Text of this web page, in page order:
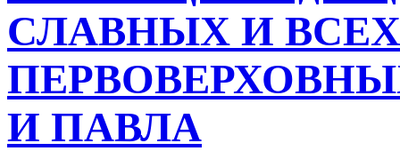
СЛАВНЫХ И
И ПАВЛА